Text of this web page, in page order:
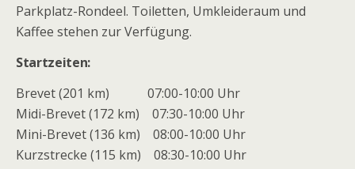
Parkplatz-Rondeel. Toiletten, Umkleideraum und
Kaffee stehen zur Verfügung.
Startzeiten:
Brevet (201 km) 07:00-10:00 Uhr
Midi-Brevet (172 km) 07:30-10:00 Uhr
Mini-Brevet (136 km) 08:00-10:00 Uhr
Kurzstrecke (115 km) 08:30-10:00 Uhr